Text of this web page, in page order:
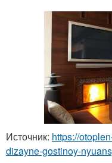
Источник: https://
dizayne-gostinoy-